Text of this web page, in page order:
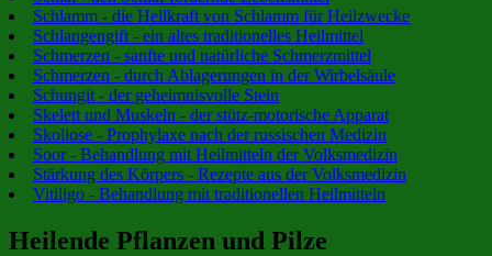
Schlamm - die Heilkraft von Schlamm für Heilzwecke
Schlangengift - ein altes traditionelles Heilmittel
Schmerzen - sanfte und natürliche Schmerzmittel
Schmerzen - durch Ablagerungen in der Wirbelsäule
Schungit - der geheimnisvolle Stein
Skelett und Muskeln - der stütz-motorische Apparat
Skoliose - Prophylaxe nach der russischen Medizin
Soor - Behandlung mit Heilmitteln der Volksmedizin
Stärkung des Körpers - Rezepte aus der Volksmedizin
Vitiligo - Behandlung mit traditionellen Heilmitteln
Heilende Pflanzen und Pilze